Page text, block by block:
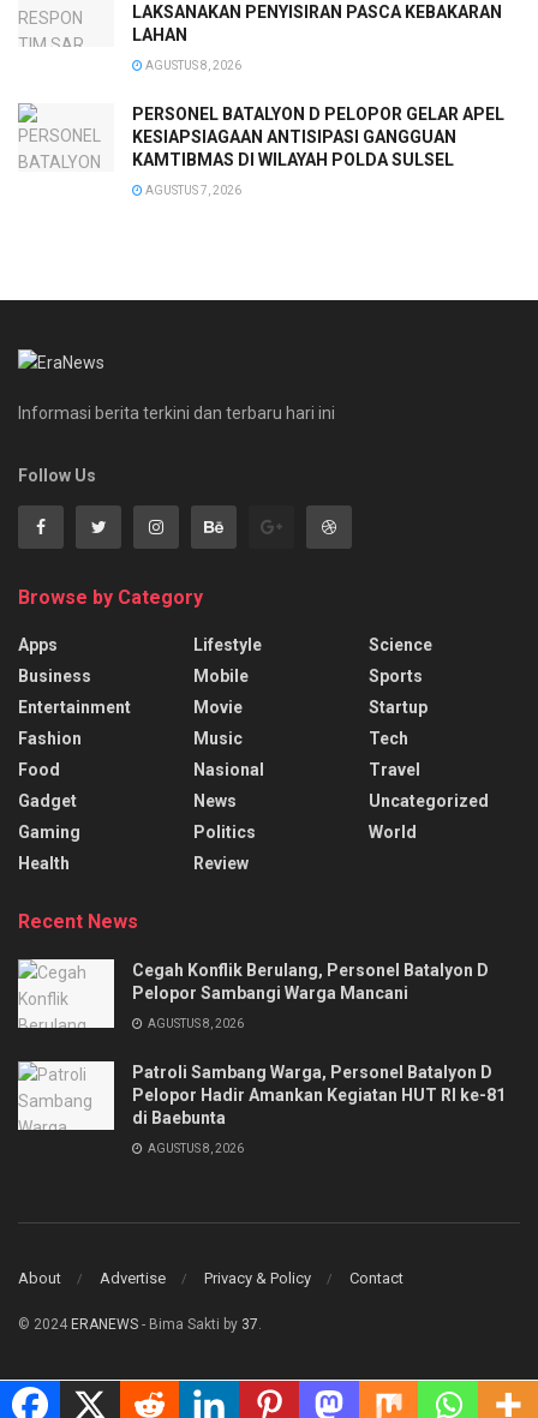
LAKSANAKAN PENYISIRAN PASCA KEBAKARAN
LAHAN
AGUSTUS 8, 2026
PERSONEL BATALYON D PELOPOR GELAR APEL
KESIAPSIAGAAN ANTISIPASI GANGGUAN
KAMTIBMAS DI WILAYAH POLDA SULSEL
AGUSTUS 7, 2026
Informasi berita terkini dan terbaru hari ini
Follow Us
Browse by Category
Apps
Business
Entertainment
Fashion
Food
Gadget
Gaming
Health
Lifestyle
Mobile
Movie
Music
Nasional
News
Politics
Review
Science
Sports
Startup
Tech
Travel
Uncategorized
World
Recent News
Cegah Konflik Berulang, Personel Batalyon D
Pelopor Sambangi Warga Mancani
AGUSTUS 8, 2026
Patroli Sambang Warga, Personel Batalyon D
Pelopor Hadir Amankan Kegiatan HUT RI ke-81
di Baebunta
AGUSTUS 8, 2026
About Advertise Privacy & Policy Contact
© 2024 ERANEWS - Bima Sakti by 37